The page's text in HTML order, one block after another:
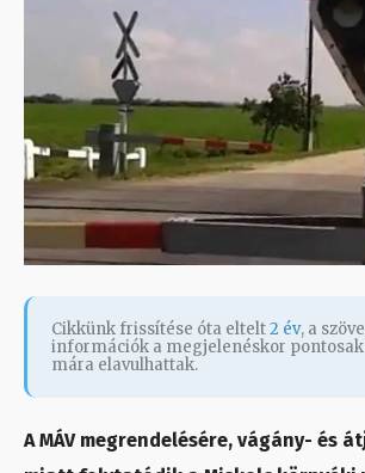
Cikkünk frissítése óta eltelt2 év, a
információk a megjelenéskor pontosak
mára elavulhattak.
A MÁV megrendelésére, vágány- és